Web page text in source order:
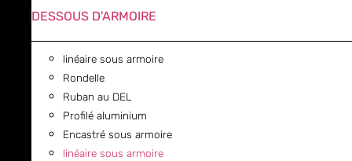
DESSOUS D'ARMOIRE
linéaire sous armoire
Rondelle
Ruban au DEL
Profilé aluminium
Encastré sous armoire
linéaire sous armoire